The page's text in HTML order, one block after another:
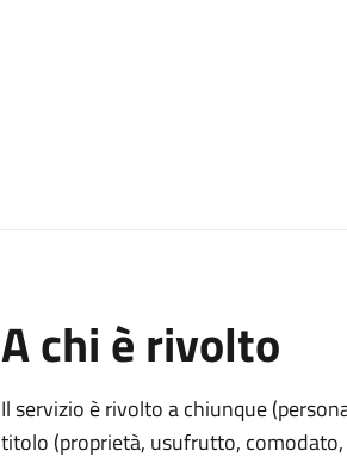
A chi è rivolto
Il servizio è rivolto a chiunque
titolo (proprietà, usufrutto,